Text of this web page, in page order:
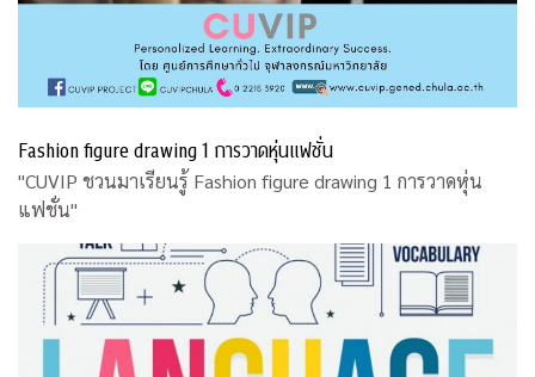
Fashion figure drawing 1 การวาดหุ่นแฟชั่น
"CUVIP ชวนมาเรียนรู้ Fashion figure drawing 1 การวาดหุ่น
แฟชั่น"